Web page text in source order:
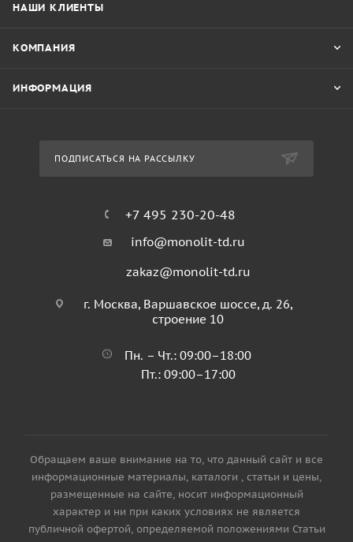
НАШИ КЛИЕНТЫ
КОМПАНИЯ
ИНФОРМАЦИЯ
ПОДПИСАТЬСЯ НА РАССЫЛКУ
+7 495 230-20-48
info@monolit-td.ru
zakaz@monolit-td.ru
г. Москва, Варшавское шоссе, д. 26,
строение 10
Пн. – Чт.: 09:00–18:00
Пт.: 09:00–17:00
Обращаем ваше внимание на то, что данный сайт и все
информационные материалы, каталоги , статьи и цены,
размещенные на сайте, носит информационный
характер и ни при каких условиях не является
публичной офертой, определяемой положениями Статьи